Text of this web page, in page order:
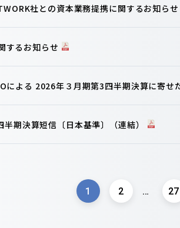
社との資本業務提携に関するお知らせ
するお知らせ
による 2026年３月期第3四半期決算に寄せ
期決算短信〔日本基準〕（連結）
1 2 … 27